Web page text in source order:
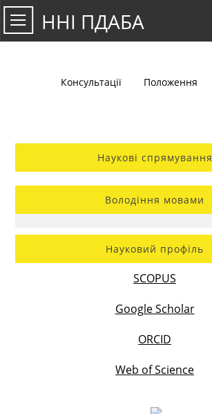
ННІ ПДАБА
Консультації Положення
Наукові спрямування
Володіння мовами
Науковий профіль
SCOPUS
Google Scholar
ORCID
Web of Science